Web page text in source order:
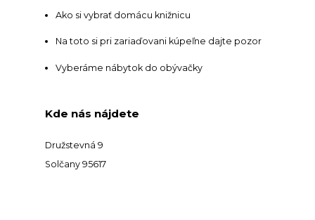
Ako si vybrať domácu knižnicu
Na toto si pri zariaďovani kúpeľne dajte pozor
Vyberáme nábytok do obývačky
Kde nás nájdete
Družstevná 9
Solčany 95617